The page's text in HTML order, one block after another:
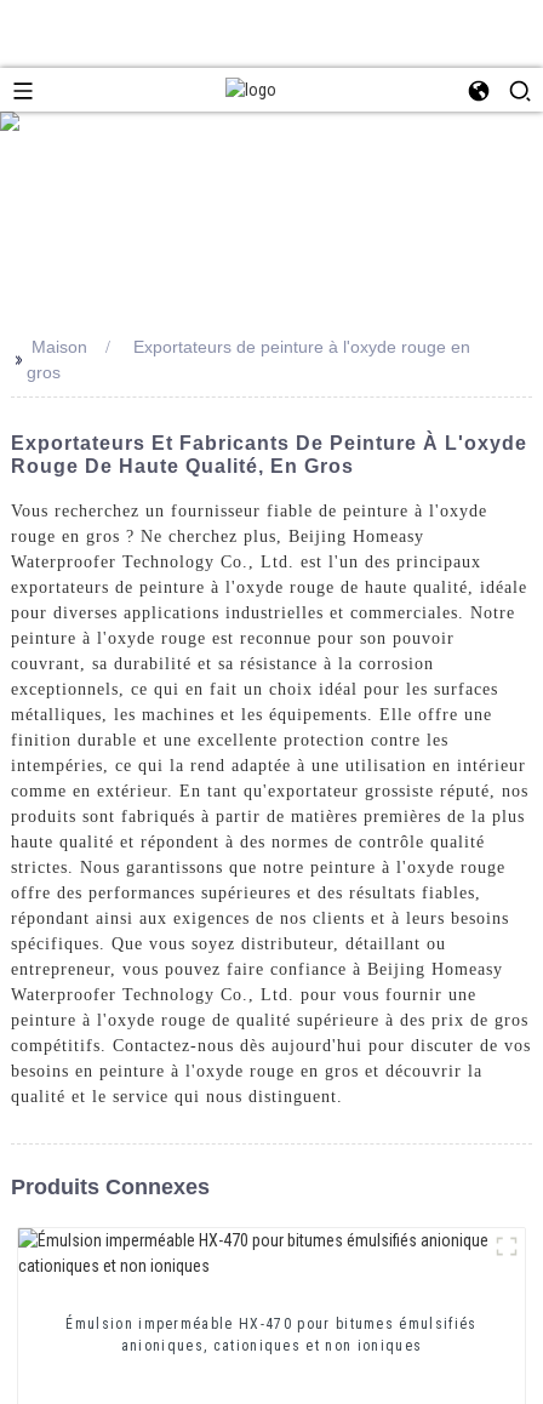
>> Maison
Exportateurs de peinture à l'oxyde rouge en
gros
Exportateurs Et Fabricants De Peinture À L'oxyde
Rouge De Haute Qualité, En Gros
Vous recherchez un fournisseur fiable de peinture à l'oxyde
rouge en gros ? Ne cherchez plus, Beijing Homeasy
Waterproofer Technology Co., Ltd. est l'un des principaux
exportateurs de peinture à l'oxyde rouge de haute qualité, idéale
pour diverses applications industrielles et commerciales. Notre
peinture à l'oxyde rouge est reconnue pour son pouvoir
couvrant, sa durabilité et sa résistance à la corrosion
exceptionnels, ce qui en fait un choix idéal pour les surfaces
métalliques, les machines et les équipements. Elle offre une
finition durable et une excellente protection contre les
intempéries, ce qui la rend adaptée à une utilisation en intérieur
comme en extérieur. En tant qu'exportateur grossiste réputé, nos
produits sont fabriqués à partir de matières premières de la plus
haute qualité et répondent à des normes de contrôle qualité
strictes. Nous garantissons que notre peinture à l'oxyde rouge
offre des performances supérieures et des résultats fiables,
répondant ainsi aux exigences de nos clients et à leurs besoins
spécifiques. Que vous soyez distributeur, détaillant ou
entrepreneur, vous pouvez faire confiance à Beijing Homeasy
Waterproofer Technology Co., Ltd. pour vous fournir une
peinture à l'oxyde rouge de qualité supérieure à des prix de gros
compétitifs. Contactez-nous dès aujourd'hui pour discuter de vos
besoins en peinture à l'oxyde rouge en gros et découvrir la
qualité et le service qui nous distinguent.
Produits Connexes
Émulsion imperméable HX-470 pour bitumes émulsifiés
anioniques, cationiques et non ioniques